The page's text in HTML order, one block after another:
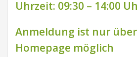
Uhrzeit: 09:30 – 14:00
Anmeldung ist nur
Homepage möglich